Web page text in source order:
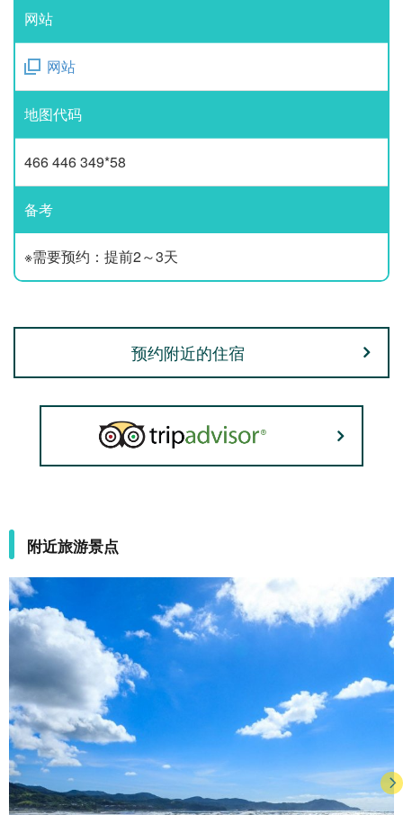
网站
网站
地图代码
466 446 349*58
备考
※需要预约：提前2～3天
预约附近的住宿
附近旅游景点